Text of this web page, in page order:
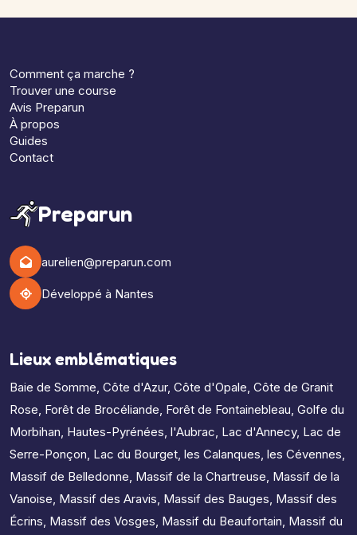
Comment ça marche ?
Trouver une course
Avis Preparun
À propos
Guides
Contact
Preparun
aurelien@preparun.com
Développé à Nantes
Lieux emblématiques
Baie de Somme, Côte d'Azur, Côte d'Opale, Côte de Granit
Rose, Forêt de Brocéliande, Forêt de Fontainebleau, Golfe du
Morbihan, Hautes-Pyrénées, l'Aubrac, Lac d'Annecy, Lac de
Serre-Ponçon, Lac du Bourget, les Calanques, les Cévennes,
Massif de Belledonne, Massif de la Chartreuse, Massif de la
Vanoise, Massif des Aravis, Massif des Bauges, Massif des
Écrins, Massif des Vosges, Massif du Beaufortain, Massif du